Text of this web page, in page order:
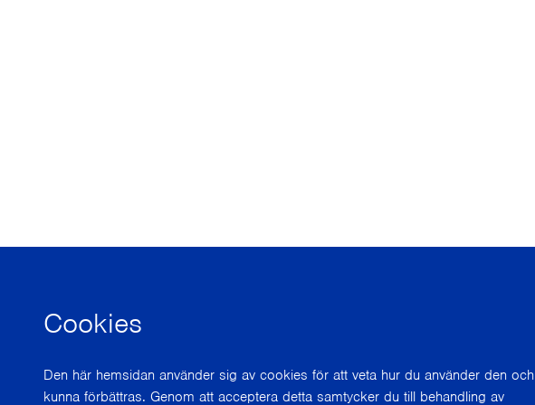
Cookies
Den här hemsidan använder sig av cookies för att veta hur du använder den och
kunna förbättras. Genom att acceptera detta samtycker du till behandling av